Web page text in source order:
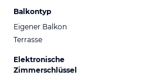
Balkontyp
Eigener Balkon
Terrasse
Elektronische
Zimmerschlüssel